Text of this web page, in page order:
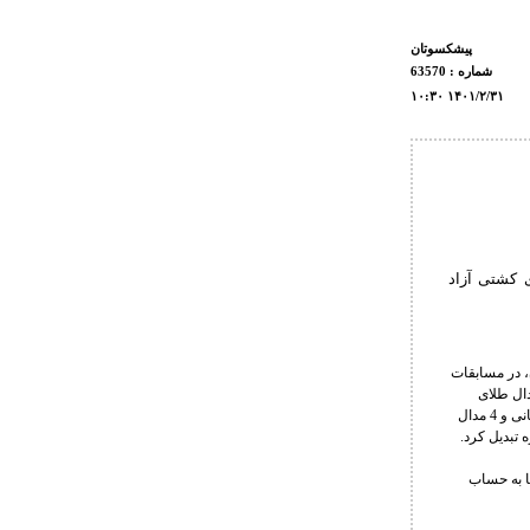
پیشکسوتان
شماره : 63570
۱۰:۳۰ ۱۴۰۱/۲/۳۱
کشتی آزاد
علیرضا سلیمانی متولد 15 بهمن ماه سال 1335 در تهران، در مسابقات
طلای
تاریخ کشتی ایران در سنگین وزن جهان را تصاحب کند. بومگارتنر دارنده 13 مدال جهان و المپیک (9 مدال جهانی و 4 مدال
‏ها به حساب